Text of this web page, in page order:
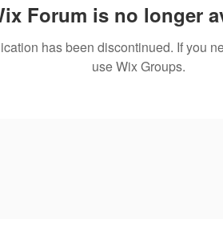
Forum is no longer
has been discontinued. If you
use Wix Groups.